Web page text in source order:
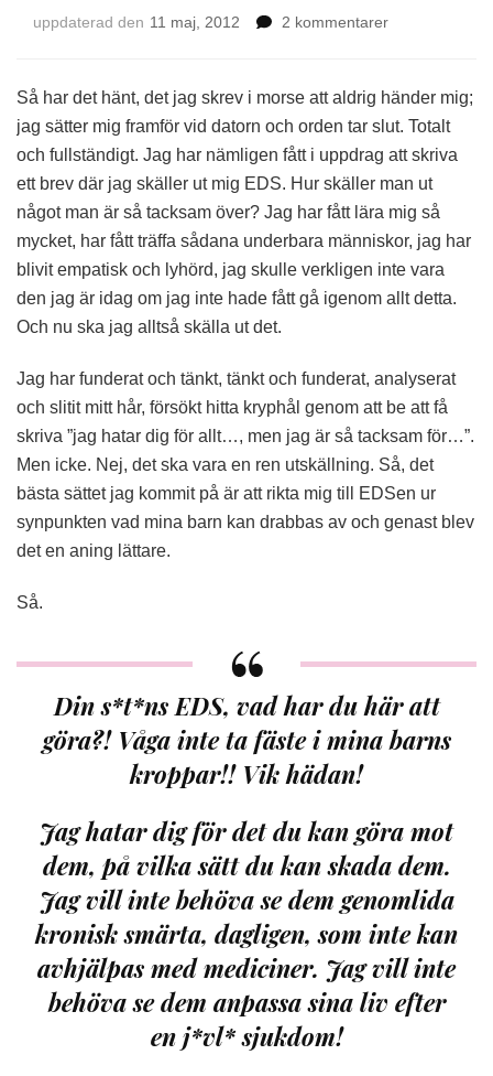
uppdaterad den 11 maj, 2012 2 kommentarertill
Så har det hänt, det jag skrev i morse att aldrig händer mig;
jag sätter mig framför vid datorn och orden tar slut. Totalt
och fullständigt. Jag har nämligen fått i uppdrag att skriva
ett brev där jag skäller ut mig EDS. Hur skäller man ut
något man är så tacksam över? Jag har fått lära mig så
mycket, har fått träffa sådana underbara människor, jag har
blivit empatisk och lyhörd, jag skulle verkligen inte vara
den jag är idag om jag inte hade fått gå igenom allt detta.
Och nu ska jag alltså skälla ut det.
Jag har funderat och tänkt, tänkt och funderat, analyserat
och slitit mitt hår, försökt hitta kryphål genom att be att få
skriva ”jag hatar dig för allt…, men jag är så tacksam för…”.
Men icke. Nej, det ska vara en ren utskällning. Så, det
bästa sättet jag kommit på är att rikta mig till EDSen ur
synpunkten vad mina barn kan drabbas av och genast blev
det en aning lättare.
Så.
Din s*t*ns EDS, vad har du här att
göra?! Våga inte ta fäste i mina barns
kroppar!! Vik hädan!
Jag hatar dig för det du kan göra mot
dem, på vilka sätt du kan skada dem.
Jag vill inte behöva se dem genomlida
kronisk smärta, dagligen, som inte kan
avhjälpas med mediciner. Jag vill inte
behöva se dem anpassa sina liv efter
en j*vl* sjukdom!